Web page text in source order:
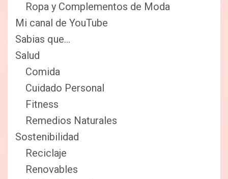
Ropa y Complementos de Moda
Mi canal de YouTube
Sabias que…
Salud
Comida
Cuidado Personal
Fitness
Remedios Naturales
Sostenibilidad
Reciclaje
Renovables